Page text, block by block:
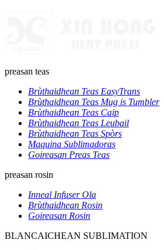
preasan teas
Brùthaidhean Teas EasyTrans
Brùthaidhean Teas Mug is Tumbler
Brùthaidhean Teas Caip
Brùthaidhean Teas Leubail
Brùthaidhean Teas Spòrs
Maquina Sublimadoras
Goireasan Preas Teas
preasan rosin
Inneal Infuser Ola
Brùthaidhean Rosin
Goireasan Rosin
BLANCAICHEAN SUBLIMATION